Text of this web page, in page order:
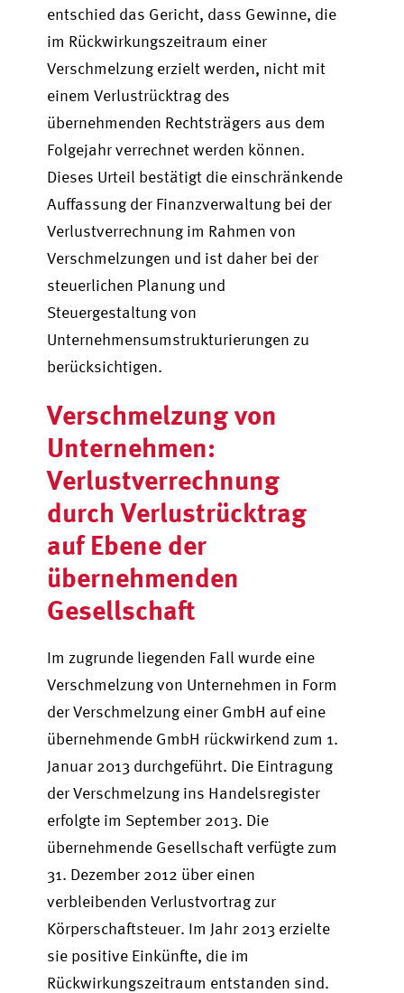
entschied das Gericht, dass Gewinne, die
im Rückwirkungszeitraum einer
Verschmelzung erzielt werden, nicht mit
einem Verlustrücktrag des
übernehmenden Rechtsträgers aus dem
Folgejahr verrechnet werden können.
Dieses Urteil bestätigt die einschränkende
Auffassung der Finanzverwaltung bei der
Verlustverrechnung im Rahmen von
Verschmelzungen und ist daher bei der
steuerlichen Planung und
Steuergestaltung von
Unternehmensumstrukturierungen zu
berücksichtigen.
Verschmelzung von
Unternehmen:
Verlustverrechnung
durch Verlustrücktrag
auf Ebene der
übernehmenden
Gesellschaft
Im zugrunde liegenden Fall wurde eine
Verschmelzung von Unternehmen in Form
der Verschmelzung einer GmbH auf eine
übernehmende GmbH rückwirkend zum 1.
Januar 2013 durchgeführt. Die Eintragung
der Verschmelzung ins Handelsregister
erfolgte im September 2013. Die
übernehmende Gesellschaft verfügte zum
31. Dezember 2012 über einen
verbleibenden Verlustvortrag zur
Körperschaftsteuer. Im Jahr 2013 erzielte
sie positive Einkünfte, die im
Rückwirkungszeitraum entstanden sind.